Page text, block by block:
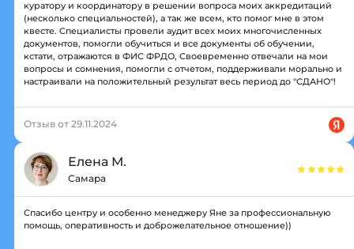
куратору и координатору в решении вопроса моих аккредитаций
(несколько специальностей), а так же всем, кто помог мне в этом
квесте. Специалисты провели аудит всех моих многочисленных
документов, помогли обучиться и все документы об обучении,
кстати, отражаются в ФИС ФРДО, Своевременно отвечали на мои
вопросы и сомнения, помогли с отчетом, поддерживали морально и
настраивали на положительный результат весь период до "СДАНО"!
Отзыв от 29.11.2024
Елена М.
Самара
Спасибо центру и особенно менеджеру Яне за профессиональную
помощь, оперативность и доброжелательное отношение))